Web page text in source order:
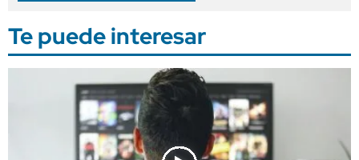
Te puede interesar